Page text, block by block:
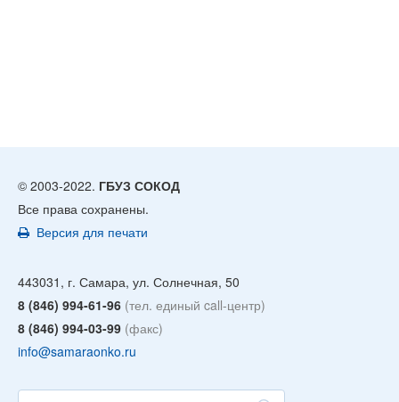
© 2003-2022. ГБУЗ СОКОД
Все права сохранены.
Версия для печати
443031, г. Самара, ул. Солнечная, 50
8 (846) 994-61-96 (тел. единый call-центр)
8 (846) 994-03-99 (факс)
info@samaraonko.ru